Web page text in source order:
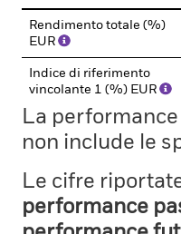
Rendimento totale (%)
EUR
Indice di riferimento
vincolante 1 (%) EUR
La
non include le
Le cifre
performance